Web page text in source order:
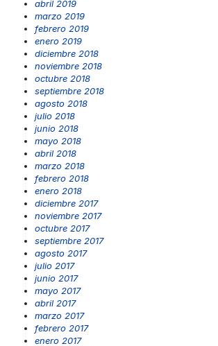
abril 2019
marzo 2019
febrero 2019
enero 2019
diciembre 2018
noviembre 2018
octubre 2018
septiembre 2018
agosto 2018
julio 2018
junio 2018
mayo 2018
abril 2018
marzo 2018
febrero 2018
enero 2018
diciembre 2017
noviembre 2017
octubre 2017
septiembre 2017
agosto 2017
julio 2017
junio 2017
mayo 2017
abril 2017
marzo 2017
febrero 2017
enero 2017